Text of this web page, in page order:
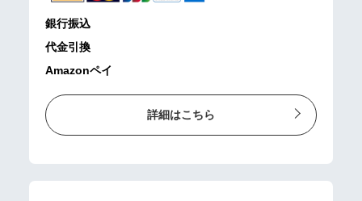
銀行振込
代金引換
Amazonペイ
詳細はこちら